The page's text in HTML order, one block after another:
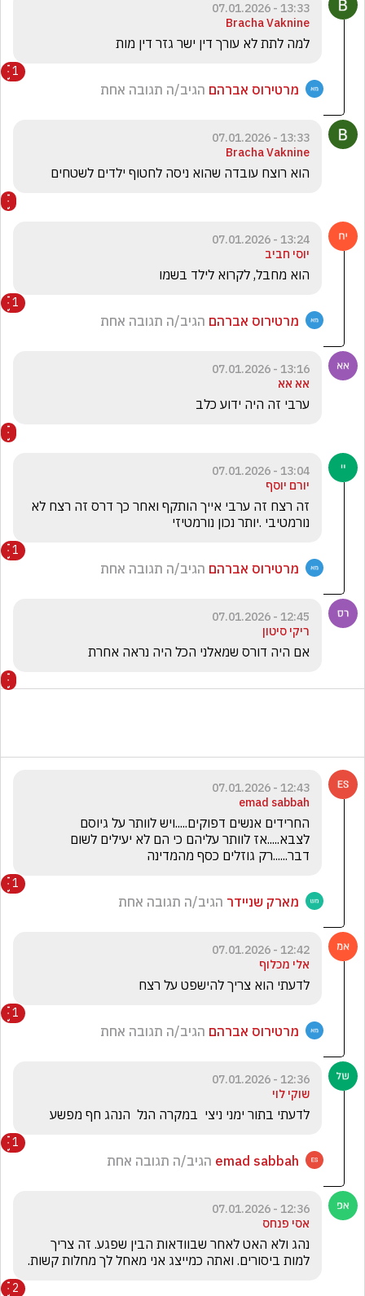
13:33 - 07.01.2026
Bracha Vaknine
למה לתת לא עורך דין ישר גזר דין מות
1
מרטירוס אברהם הגיב/ה תגובה אחת
13:33 - 07.01.2026
Bracha Vaknine
הוא רוצח עובדה שהוא ניסה לחטוף ילדים לשטחים
13:24 - 07.01.2026
יוסי חביב
הוא מחבל, לקרוא לילד בשמו
1
מרטירוס אברהם הגיב/ה תגובה אחת
13:16 - 07.01.2026
אא אא
ערבי זה היה ידוע כלב
13:04 - 07.01.2026
יורם יוסף
נורמטיבי .יותר נכון נורמטיזי
1
מרטירוס אברהם הגיב/ה תגובה אחת
12:45 - 07.01.2026
ריקי סיטון
אם היה דורס שמאלני הכל היה נראה אחרת
12:43 - 07.01.2026
emad sabbah
דבר......רק גוזלים כסף מהמדינה
1
מארק שניידר הגיב/ה תגובה אחת
12:42 - 07.01.2026
אלי מכלוף
לדעתי הוא צריך להישפט על רצח
1
מרטירוס אברהם הגיב/ה תגובה אחת
12:36 - 07.01.2026
שוקי לוי
לדעתי בתור ימני ניצי  במקרה הנל  הנהג חף מפשע
1
emad sabbah הגיב/ה תגובה אחת
12:36 - 07.01.2026
אסי פנחס
למות ביסורים. ואתה כמייצג אני מאחל לך מחלות קשות.
2